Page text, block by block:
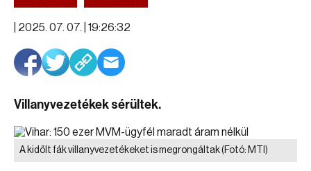
2025. 07. 07. | 19:26:32
Villanyvezetékek sérültek.
A kidőlt fák villanyvezetékeket is megrongáltak(Fotó: MTI)